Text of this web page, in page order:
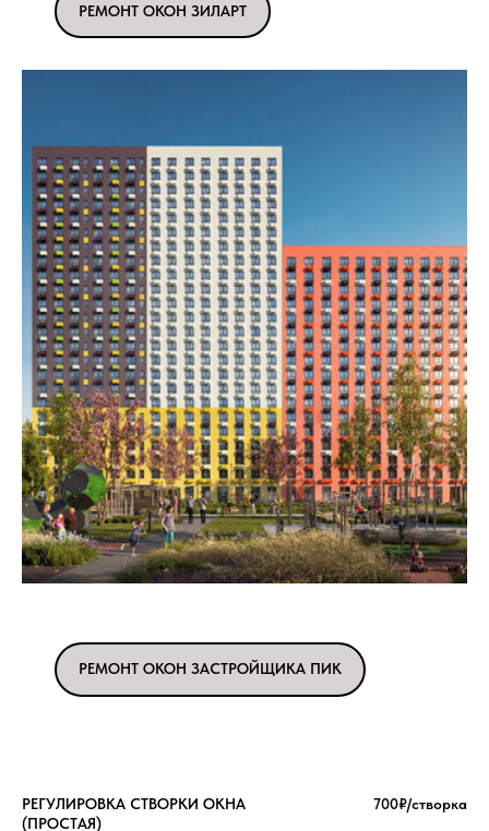
РЕМОНТ ОКОН ЗИЛАРТ
РЕМОНТ ОКОН ЗАСТРОЙЩИКА ПИК
РЕГУЛИРОВКА СТВОРКИ ОКНА
(ПРОСТАЯ)
700₽/створка